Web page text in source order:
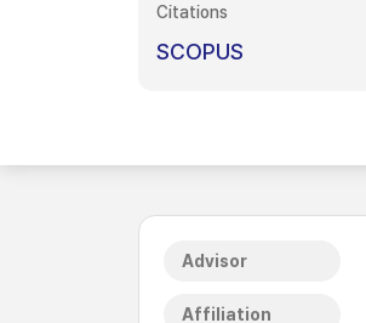
Citations
SCOPUS
Advisor
Affiliation